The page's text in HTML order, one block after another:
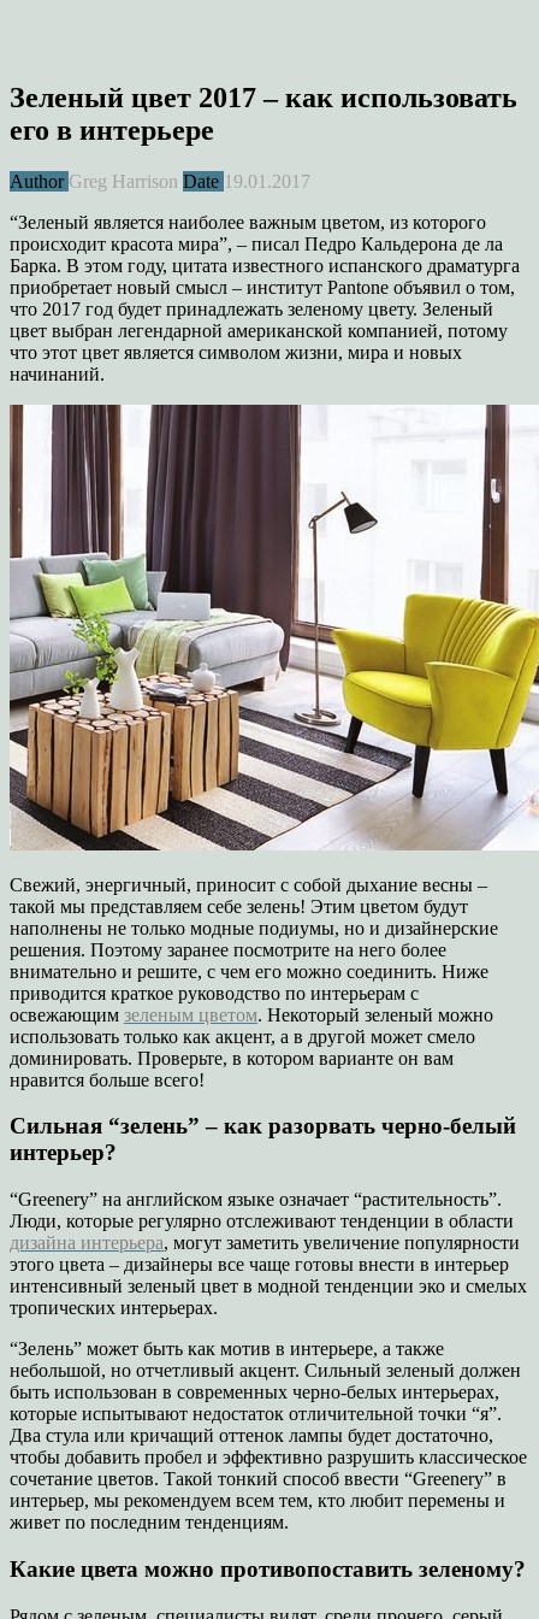
Зеленый цвет 2017 – как использовать
его в интерьере
Author Greg Harrison Date 19.01.2017
“Зеленый является наиболее важным цветом, из которого
происходит красота мира”, – писал Педро Кальдерона де ла
Барка. В этом году, цитата известного испанского драматурга
приобретает новый смысл – институт Pantone объявил о том,
что 2017 год будет принадлежать зеленому цвету. Зеленый
цвет выбран легендарной американской компанией, потому
что этот цвет является символом жизни, мира и новых
начинаний.
Свежий, энергичный, приносит с собой дыхание весны –
такой мы представляем себе зелень! Этим цветом будут
наполнены не только модные подиумы, но и дизайнерские
решения. Поэтому заранее посмотрите на него более
внимательно и решите, с чем его можно соединить. Ниже
приводится краткое руководство по интерьерам с
освежающим зеленым цветом. Некоторый зеленый можно
использовать только как акцент, а в другой может смело
доминировать. Проверьте, в котором варианте он вам
нравится больше всего!
Сильная “зелень” – как разорвать черно-белый
интерьер?
“Greenery” на английском языке означает “растительность”.
Люди, которые регулярно отслеживают тенденции в области
дизайна интерьера, могут заметить увеличение популярности
этого цвета – дизайнеры все чаще готовы внести в интерьер
интенсивный зеленый цвет в модной тенденции эко и смелых
тропических интерьерах.
“Зелень” может быть как мотив в интерьере, а также
небольшой, но отчетливый акцент. Сильный зеленый должен
быть использован в современных черно-белых интерьерах,
которые испытывают недостаток отличительной точки “я”.
Два стула или кричащий оттенок лампы будет достаточно,
чтобы добавить пробел и эффективно разрушить классическое
сочетание цветов. Такой тонкий способ ввести “Greenery” в
интерьер, мы рекомендуем всем тем, кто любит перемены и
живет по последним тенденциям.
Какие цвета можно противопоставить зеленому?